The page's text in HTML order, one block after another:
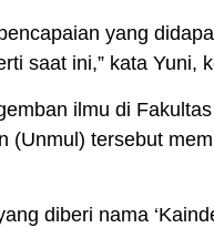
yang
saat ini,” kata Yuni,
ilmu di
(Unmul) tersebut
diberi nama